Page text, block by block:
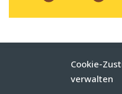
Cookie-
verwalten
MARTIN FRIEDL